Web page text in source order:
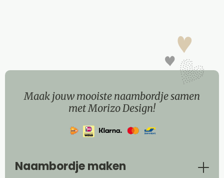
Maak jouw mooiste naambordje samen
met Morizo Design!
Naambordje maken